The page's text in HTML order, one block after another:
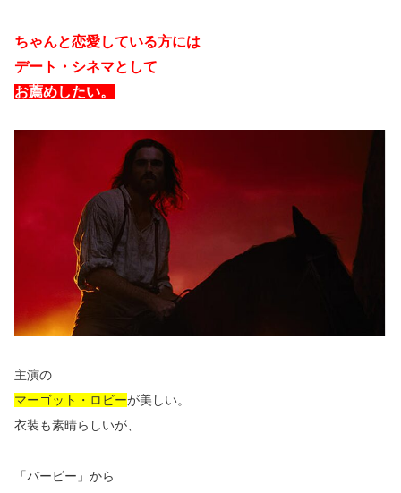
ちゃんと恋愛している方には
デート・シネマとして
お薦めしたい。
主演の
マーゴット・ロビーが美しい。
衣装も素晴らしいが、
「バービー」から